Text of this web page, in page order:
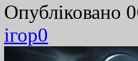
Опубліковано
ігор0